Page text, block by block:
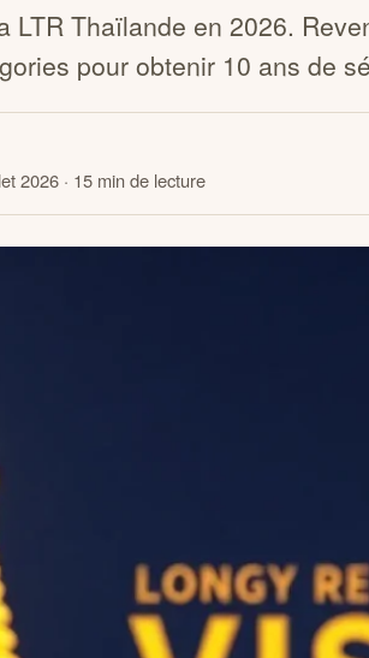
LTR Thaïlande en 2026.
pour obtenir 10 ans de
2026 · 15 min de lecture